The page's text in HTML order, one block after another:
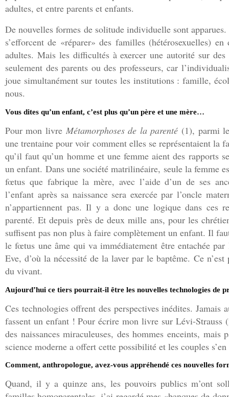
adultes, et entre parents et enfants.
De nouvelles formes de solitude individuelle sont
s’efforcent de «réparer» des familles (hétérosexuelles)
adultes. Mais les difficultés à exercer une autorité sur
seulement des parents ou des professeurs, car
joue simultanément sur toutes les institutions : famille,
nous.
Vous dites qu’un enfant, c’est plus qu’un père et une mère…
Pour mon livre Métamorphoses de la parenté (1), parmi
une trentaine pour voir comment elles se représentaient la
qu’il faut qu’un homme et une femme aient des rapports
un enfant. Dans une société matrilinéaire, seule la femme
fœtus que fabrique la mère, avec l’aide d’un de ses
l’enfant après sa naissance sera exercée par l’oncle
n’appartiennent pas. Il y a donc une logique dans ces
parenté. Et depuis près de deux mille ans, pour les
suffisent pas non plus à faire complètement un enfant. Il
le fœtus une âme qui va immédiatement être entachée
Eve, d’où la nécessité de la laver par le baptême. Ce
du vivant.
Aujourd’hui ce tiers pourrait-il être les nouvelles technologies de
Ces technologies offrent des perspectives inédites. Jamais
fassent un enfant ! Pour écrire mon livre sur Lévi-Strauss
des naissances miraculeuses, des hommes enceints,
science moderne a offert cette possibilité et les couples
Comment, anthropologue, avez-vous appréhendé ces nouvelles
Quand, il y a quinze ans, les pouvoirs publics m’ont